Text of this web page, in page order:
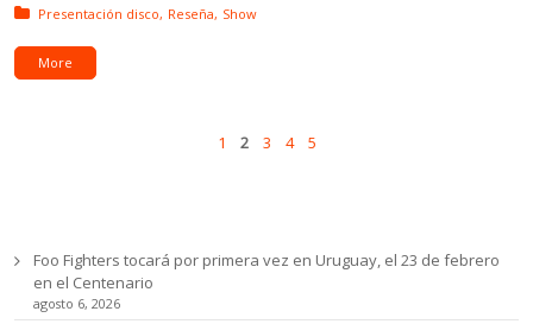
Posted in:
Presentación disco Reseña Show
More
Prev1 2 3 4 5
Foo Fighters tocará por primera vez en Uruguay, el 23 de febrero
en el Centenario
agosto 6, 2026